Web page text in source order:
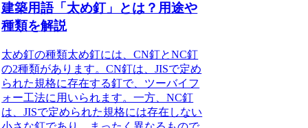
建築用語「太め釘」とは？用途や
種類を解説
太め釘の種類太め釘には、CN釘とNC釘
の2種類があります。CN釘は、JISで定め
られた規格に存在する釘で、ツーバイフ
ォー工法に用いられます。一方、NC釘
は、JISで定められた規格には存在しない